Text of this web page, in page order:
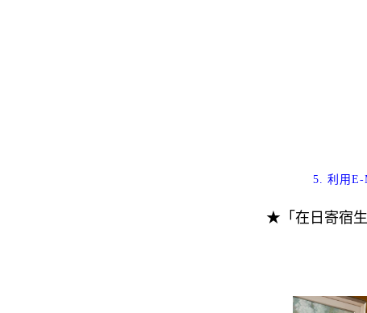
5. 利用 E-
★「在日寄宿